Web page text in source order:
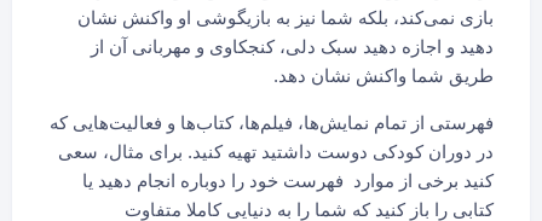
بازی نمی‌کند، بلکه شما نیز به بازیگوشی او واکنش نشان
دهید و اجازه دهید سبک دلی، کنجکاوی و مهربانی آن از
طریق شما واکنش نشان دهد.
فهرستی از تمام نمایش‌ها، فیلم‌ها، کتاب‌ها و فعالیت‌هایی که
در دوران کودکی دوست داشتید تهیه کنید. برای مثال، سعی
کنید برخی از موارد فهرست خود را دوباره انجام دهید یا
کتابی را باز کنید که شما را به دنیایی کاملا متفاوت